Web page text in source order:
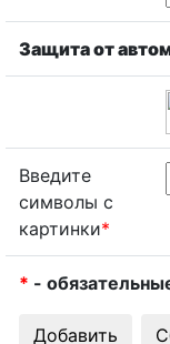
Защита от
Введите
символы с
картинки*
* -